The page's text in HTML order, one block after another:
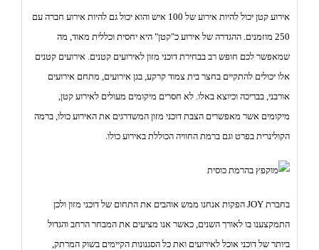
אירוע קטן יכול להיות אירוע של 100 איש והוא יכול גם להיות אירוע חברה עם
250 מוזמנים. ההגדרה של אירוע כ"קטן" היא יחסית וכללית מאוד, מה
שמאפשר לכם חופש רב בבחירת דוכני מזון לאירועים קטנים. אירועים קטנים
אלו יכולים להתקיים בחצר בית צמוד קרקע, בגן אירועים, מתחם אירועים
אורבני, בבריכה וכיוצא באלו. לא חסרים מיקומים מעולים לאירוע קטן,
מיקומים אשר מאפשרים הצבת דוכני מזון המשדרגים את האירוע כולו, ברמה
הקולינרית בפרט וגם ברמת החוויה הכוללת באירוע כולו.
בחברת JOY הפקות אנחנו ממש אוהבים את התחום של דוכני מזון ולכן
התמקצענו בו לאורך השנים, כאשר אנו מציעים את המבחר הרחב והגדול
ביותר של דוכני אוכל לאירועים ואת כל הסגנונות הקיימים בשוק המרתק,